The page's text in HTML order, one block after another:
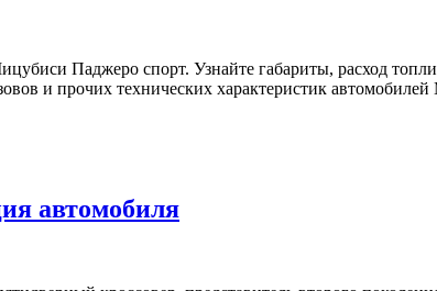
Паджеро спорт. Узнайте габариты, расход
и прочих технических характеристик автомобилей
автомобиля